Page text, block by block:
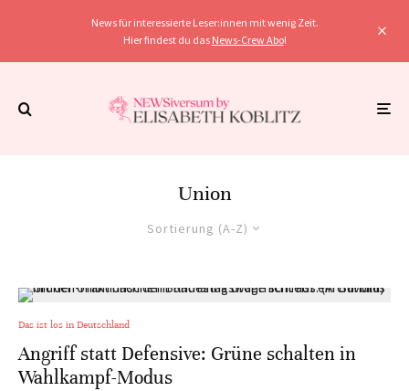
News für interessierte Leser:innen mit wenig Zeit.
Hier findest du das News-Crew Abo!
Union
Sortierung (A-Z)
Das ist los in Deutschland
Angriff statt Defensive: Grüne schalten in
Wahlkampf-Modus